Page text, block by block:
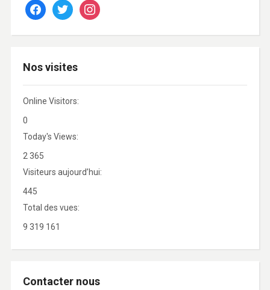
facebooktwitter instagram
Nos visites
Online Visitors:
0
Today's Views:
2 365
Visiteurs aujourd’hui:
445
Total des vues:
9 319 161
Contacter nous